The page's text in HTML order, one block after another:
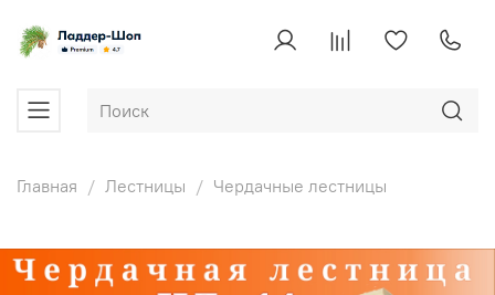
Главная Лестницы Чердачные лестницы